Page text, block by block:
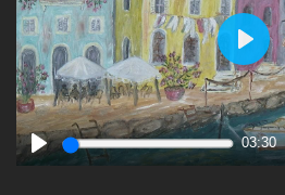
Play
03:30
Play